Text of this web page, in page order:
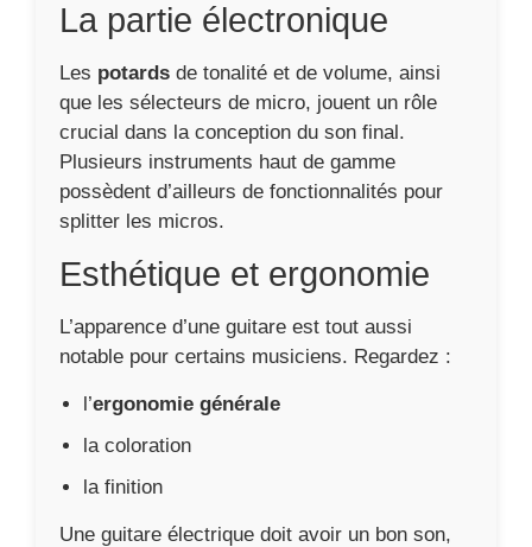
La partie électronique
Les potards de tonalité et de volume, ainsi
que les sélecteurs de micro, jouent un rôle
crucial dans la conception du son final.
Plusieurs instruments haut de gamme
possèdent d’ailleurs de fonctionnalités pour
splitter les micros.
Esthétique et ergonomie
L’apparence d’une guitare est tout aussi
notable pour certains musiciens. Regardez :
l’ergonomie générale
la coloration
la finition
Une guitare électrique doit avoir un bon son,